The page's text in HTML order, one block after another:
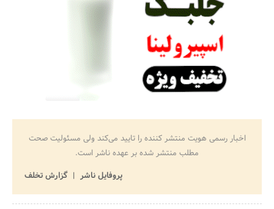
اخبار رسمی هویت منتشر کننده را تایید می‌کند ولی مسئولیت صحت
مطلب منتشر شده بر عهده ناشر است.
پروفایل ناشر
گزارش تخلف